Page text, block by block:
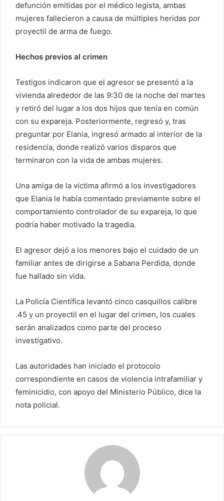
defunción emitidas por el médico legista, ambas
mujeres fallecieron a causa de múltiples heridas por
proyectil de arma de fuego.
Hechos previos al crimen
Testigos indicaron que el agresor se presentó a la
vivienda alrededor de las 9:30 de la noche del martes
y retiró del lugar a los dos hijos que tenía en común
con su expareja. Posteriormente, regresó y, tras
preguntar por Elania, ingresó armado al interior de la
residencia, donde realizó varios disparos que
terminaron con la vida de ambas mujeres.
Una amiga de la víctima afirmó a los investigadores
que Elania le había comentado previamente sobre el
comportamiento controlador de su expareja, lo que
podría haber motivado la tragedia.
El agresor dejó a los menores bajo el cuidado de un
familiar antes de dirigirse a Sabana Perdida, donde
fue hallado sin vida.
La Policía Científica levantó cinco casquillos calibre
.45 y un proyectil en el lugar del crimen, los cuales
serán analizados como parte del proceso
investigativo.
Las autoridades han iniciado el protocolo
correspondiente en casos de violencia intrafamiliar y
feminicidio, con apoyo del Ministerio Público, dice la
nota policial.